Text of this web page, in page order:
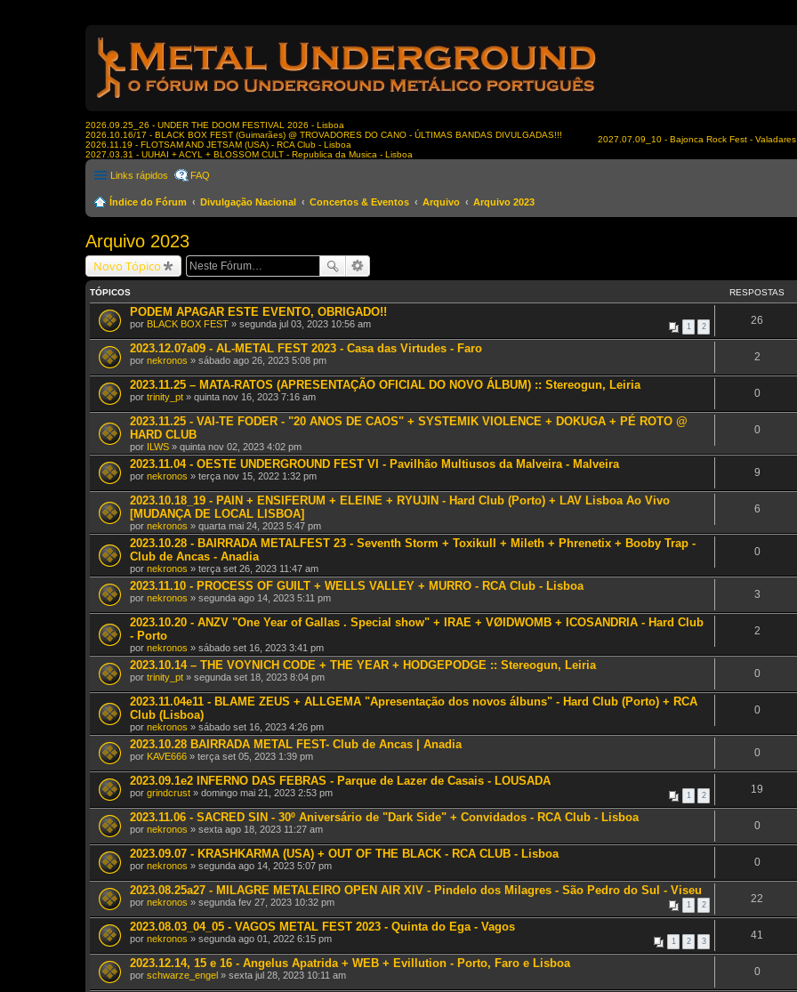
2026.09.25_26 - UNDER THE DOOM FESTIVAL 2026 - Lisboa
2026.10.16/17 - BLACK BOX FEST (Guimarães) @ TROVADORES DO CANO - ÚLTIMAS BANDAS DIVULGADAS!!!
2026.11.19 - FLOTSAM AND JETSAM (USA) - RCA Club - Lisboa
2027.03.31 - UUHAI + ACYL + BLOSSOM CULT - Republica da Musica - Lisboa
2027.07.09_10 - Bajonca Rock Fest -
Links rápidos FAQ
Índice do Fórum Divulgação Nacional Concertos & Eventos Arquivo Arquivo 2023
Arquivo 2023
Novo Tópico
TÓPICOS RESPOSTAS
PODEM APAGAR ESTE EVENTO, OBRIGADO!!
1 2
por BLACK BOX FEST » segunda jul 03, 2023 10:56 am 26
2023.12.07a09 - AL-METAL FEST 2023 - Casa das Virtudes - Faro
por nekronos » sábado ago 26, 2023 5:08 pm 2
2023.11.25 – MATA-RATOS (APRESENTAÇÃO OFICIAL DO NOVO ÁLBUM) :: Stereogun, Leiria
por trinity_pt » quinta nov 16, 2023 7:16 am 0
2023.11.25 - VAI-TE FODER - "20 ANOS DE CAOS" + SYSTEMIK VIOLENCE + DOKUGA + PÉ ROTO @
HARD CLUB
por ILWS » quinta nov 02, 2023 4:02 pm
0
2023.11.04 - OESTE UNDERGROUND FEST VI - Pavilhão Multiusos da Malveira - Malveira
por nekronos » terça nov 15, 2022 1:32 pm 9
2023.10.18_19 - PAIN + ENSIFERUM + ELEINE + RYUJIN - Hard Club (Porto) + LAV Lisboa Ao Vivo
[MUDANÇA DE LOCAL LISBOA]
por nekronos » quarta mai 24, 2023 5:47 pm
6
2023.10.28 - BAIRRADA METALFEST 23 - Seventh Storm + Toxikull + Mileth + Phrenetix + Booby Trap -
Club de Ancas - Anadia
por nekronos » terça set 26, 2023 11:47 am
0
2023.11.10 - PROCESS OF GUILT + WELLS VALLEY + MURRO - RCA Club - Lisboa
por nekronos » segunda ago 14, 2023 5:11 pm 3
2023.10.20 - ANZV "One Year of Gallas . Special show" + IRAE + VØIDWOMB + ICOSANDRIA - Hard Club
- Porto
por nekronos » sábado set 16, 2023 3:41 pm
2
2023.10.14 – THE VOYNICH CODE + THE YEAR + HODGEPODGE :: Stereogun, Leiria
por trinity_pt » segunda set 18, 2023 8:04 pm 0
2023.11.04e11 - BLAME ZEUS + ALLGEMA "Apresentação dos novos álbuns" - Hard Club (Porto) + RCA
Club (Lisboa)
por nekronos » sábado set 16, 2023 4:26 pm
0
2023.10.28 BAIRRADA METAL FEST- Club de Ancas | Anadia
por KAVE666 » terça set 05, 2023 1:39 pm 0
2023.09.1e2 INFERNO DAS FEBRAS - Parque de Lazer de Casais - LOUSADA
1 2
por grindcrust » domingo mai 21, 2023 2:53 pm 19
2023.11.06 - SACRED SIN - 30º Aniversário de "Dark Side" + Convidados - RCA Club - Lisboa
por nekronos » sexta ago 18, 2023 11:27 am 0
2023.09.07 - KRASHKARMA (USA) + OUT OF THE BLACK - RCA CLUB - Lisboa
por nekronos » segunda ago 14, 2023 5:07 pm 0
2023.08.25a27 - MILAGRE METALEIRO OPEN AIR XIV - Pindelo dos Milagres - São Pedro do Sul - Viseu
1 2
por nekronos » segunda fev 27, 2023 10:32 pm 22
2023.08.03_04_05 - VAGOS METAL FEST 2023 - Quinta do Ega - Vagos
1 2 3
por nekronos » segunda ago 01, 2022 6:15 pm 41
2023.12.14, 15 e 16 - Angelus Apatrida + WEB + Evillution - Porto, Faro e Lisboa
por schwarze_engel » sexta jul 28, 2023 10:11 am 0